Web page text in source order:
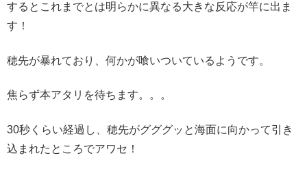
するとこれまでとは明らかに異なる大きな反応が竿に出ま
す！
穂先が暴れており、何かが喰いついているようです。
焦らず本アタリを待ちます。。。
30秒くらい経過し、穂先がグググッと海面に向かって引き
込まれたところでアワセ！